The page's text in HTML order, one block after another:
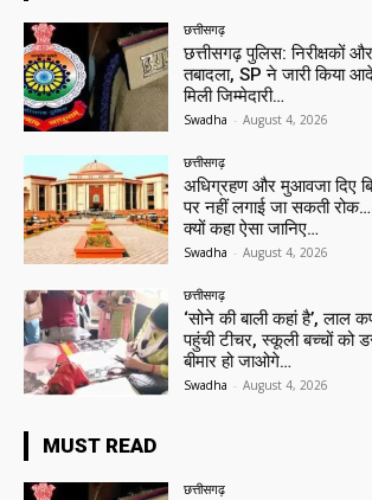
छत्तीसगढ़
छत्तीसगढ़ पुलिस: निरीक्षकों
तबादला, SP ने जारी किया
मिली जिम्मेदारी…
Swadha - August 4, 2026
छत्तीसगढ़
अधिग्रहण और मुआवजा दिए
पर नहीं लगाई जा सकती रोक…
क्यों कहा ऐसा जानिए…
Swadha - August 4, 2026
छत्तीसगढ़
‘सोने की बाली कहां है’, लाल
पहुंची टीचर, स्कूली बच्चों को
बीमार हो जाओगे…
Swadha - August 4, 2026
MUST READ
छत्तीसगढ़